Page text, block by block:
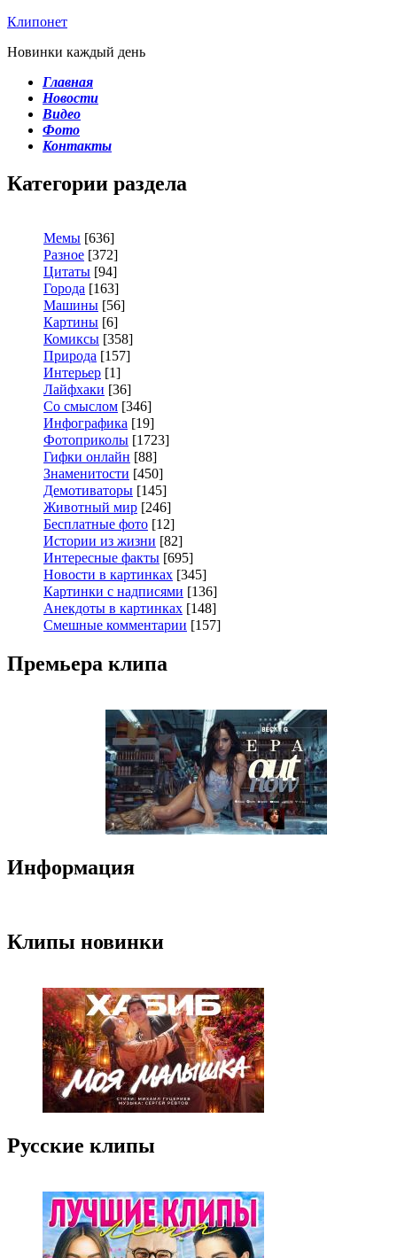
Клипонет
Новинки каждый день
Главная
Новости
Видео
Фото
Контакты
Категории раздела
Мемы [636]
Разное [372]
Цитаты [94]
Города [163]
Машины [56]
Картины [6]
Комиксы [358]
Природа [157]
Интерьер [1]
Лайфхаки [36]
Со смыслом [346]
Инфографика [19]
Фотоприколы [1723]
Гифки онлайн [88]
Знаменитости [450]
Демотиваторы [145]
Животный мир [246]
Бесплатные фото [12]
Истории из жизни [82]
Интересные факты [695]
Новости в картинках [345]
Картинки с надписями [136]
Анекдоты в картинках [148]
Смешные комментарии [157]
Премьера клипа
Информация
Клипы новинки
Русские клипы